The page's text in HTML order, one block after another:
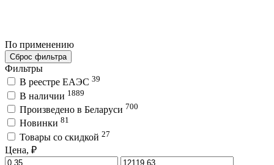
По применению
Сброс фильтра
Фильтры
В реестре ЕАЭС 39
В наличии 1889
Произведено в Беларуси 700
Новинки 81
Товары со скидкой 27
Цена, ₽